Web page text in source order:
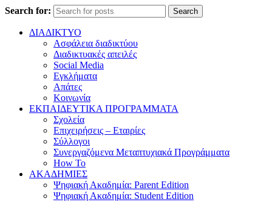
Search for: Search
ΔΙΑΔΙΚΤΥΟ
Ασφάλεια διαδικτύου
Διαδικτυακές απειλές
Social Media
Εγκλήματα
Απάτες
Κοινωνία
ΕΚΠΑΙΔΕΥΤΙΚΑ ΠΡΟΓΡΑΜΜΑΤΑ
Σχολεία
Επιχειρήσεις – Εταιρίες
Σύλλογοι
Συνεργαζόμενα Μεταπτυχιακά Προγράμματα
How To
ΑΚΑΔΗΜΙΕΣ
Ψηφιακή Ακαδημία: Parent Edition
Ψηφιακή Ακαδημία: Student Edition